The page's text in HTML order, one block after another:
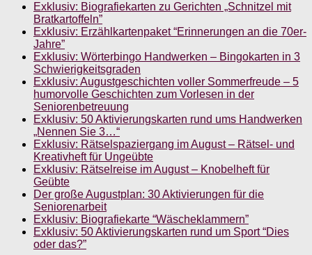
Exklusiv: Biografiekarten zu Gerichten „Schnitzel mit
Bratkartoffeln”
Exklusiv: Erzählkartenpaket “Erinnerungen an die 70er-
Jahre”
Exklusiv: Wörterbingo Handwerken – Bingokarten in 3
Schwierigkeitsgraden
Exklusiv: Augustgeschichten voller Sommerfreude – 5
humorvolle Geschichten zum Vorlesen in der
Seniorenbetreuung
Exklusiv: 50 Aktivierungskarten rund ums Handwerken
„Nennen Sie 3…“
Exklusiv: Rätselspaziergang im August – Rätsel- und
Kreativheft für Ungeübte
Exklusiv: Rätselreise im August – Knobelheft für
Geübte
Der große Augustplan: 30 Aktivierungen für die
Seniorenarbeit
Exklusiv: Biografiekarte “Wäscheklammern”
Exklusiv: 50 Aktivierungskarten rund um Sport “Dies
oder das?”